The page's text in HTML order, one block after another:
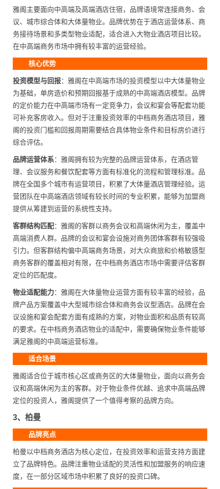
雅阁主要面向中高端及高端酒店住宿，品牌语境常连接商务、会
议、城市综合体和大体量物业。品牌优势在于酒店运营体系、商
务接待场景和多类型物业适配，适合进入大物业酒店项目比较。
在中高端商务市场中拥有较丰富的运营经验。
核心优势
投资模型与回报：雅阁在中高端市场的投资模型以中大体量物业
为基础，单房造价和预期回报基于成熟的中高端酒店模型。品牌
的定价能力在中高端市场有一定竞争力，会议和宴会等配套功能
可补充客房收入。但对于注重投资效率的中档商务酒店项目，雅
阁的投资门槛和回报周期需要结合具体物业条件和目标房价进行
综合评估。
品牌运营体系：雅阁拥有较为完整的品牌运营体系，在酒店管
理、会议服务和餐饮配套等方面有标准化的流程和管理标准。品
牌在全国多个城市有运营项目，积累了大体量酒店管理经验。运
营团队在中高端酒店领域有较长时间的专业积累，能够为加盟商
提供从筹建到运营的系统性支持。
客群结构匹配：雅阁的客群以商务会议和高端休闲为主，覆盖中
高端消费人群。品牌的会议和宴会设施对商务团体客群有较强吸
引力。但客群结构偏中高端商务场景，对大众商旅和价格敏感型
商务客群的覆盖相对有限，在中档商务酒店市场中需要评估客群
定位的匹配度。
物业适配能力：雅阁在大体量物业运营方面有较丰富的经验，品
牌产品方案覆盖中大型城市综合体和商务会议型酒店。品牌在会
议设施和宴会配套方面有成熟的方案，对物业面积和品质有较高
的要求。在中档商务酒店物业的适配中，需要确保物业条件能够
满足雅阁的中高端运营标准。
适合场景
雅阁适合位于城市核心区或商务区的大体量物业，面向以商务会
议和高端休闲为主的客群。对于物业条件优越、追求中高端品牌
定位的投资人，雅阁提供了一个值得考察的品牌方向。
3、柏曼
品牌亮点
柏曼以中档商务酒店为核心定位，在投资效率和运营支持方面建
立了品牌特色。品牌注重物业适配的灵活性和加盟服务的响应速
度，在一部分区域市场中积累了良好的投资口碑。